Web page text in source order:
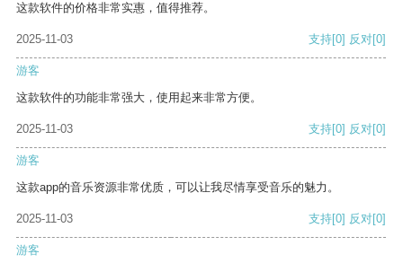
这款软件的价格非常实惠，值得推荐。
2025-11-03 支持[0] 反对[0]
游客
这款软件的功能非常强大，使用起来非常方便。
2025-11-03 支持[0] 反对[0]
游客
这款app的音乐资源非常优质，可以让我尽情享受音乐的魅力。
2025-11-03 支持[0] 反对[0]
游客